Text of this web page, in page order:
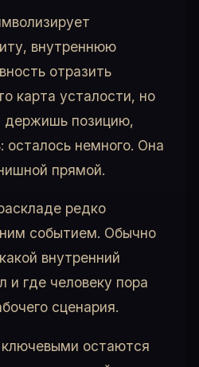
внутреннюю
отразить
карта усталости, но
держишь позицию,
осталось немного. Она
прямой.
редко
событием. Обычно
внутренний
и где человеку пора
сценария.
остаются